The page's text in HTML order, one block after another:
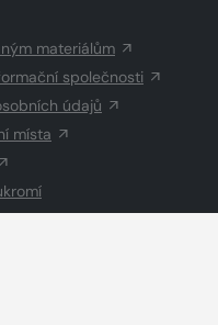
materiálům
společnosti
údajů
místa